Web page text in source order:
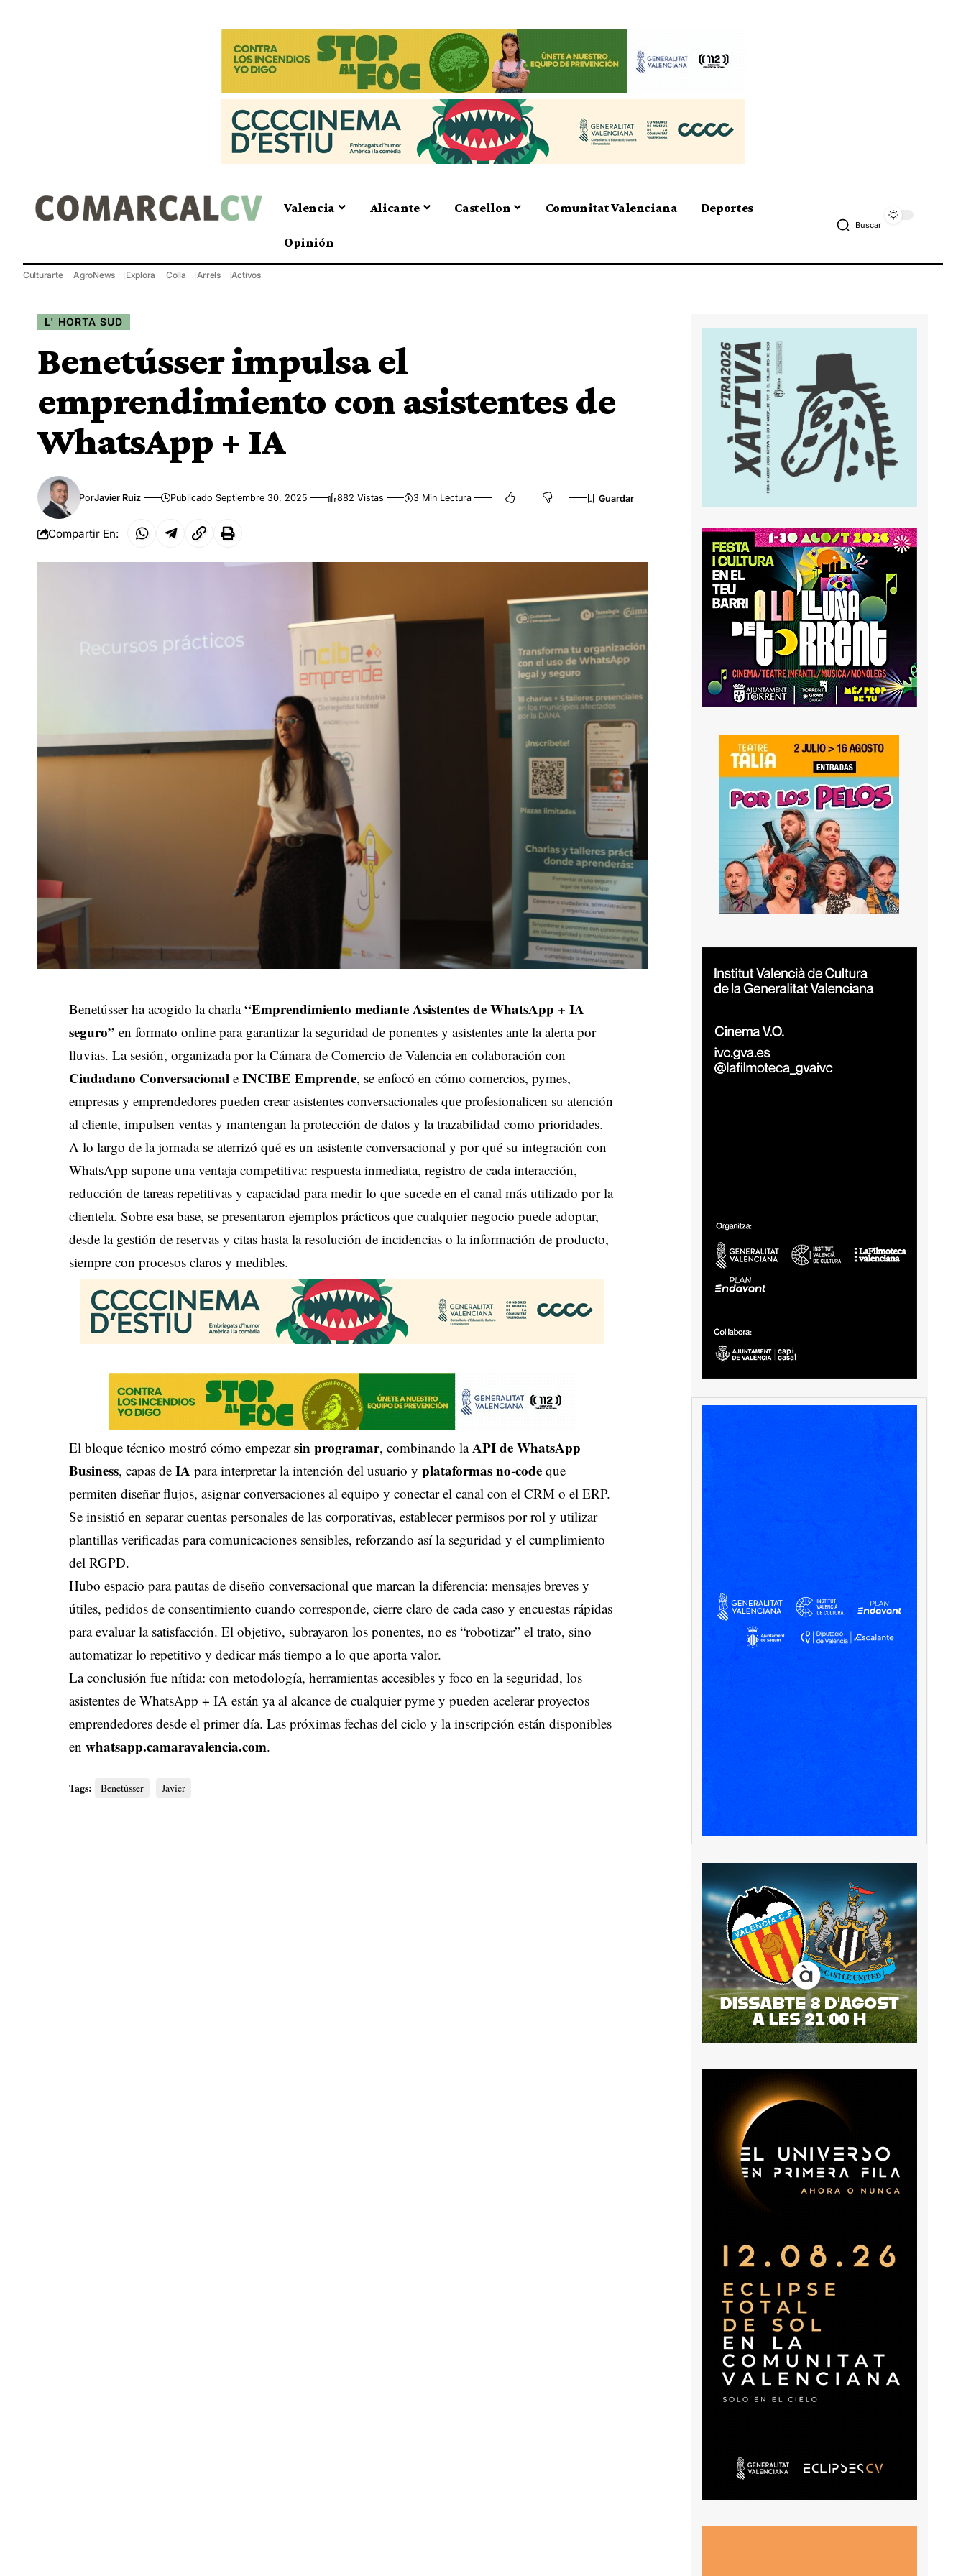
Valencia Alicante Castellon Comunitat Valenciana Deportes
Opinión
Buscar
Culturarte AgroNews Explora Colla Arrels Activos
L' HORTA SUD
Benetússer impulsa el
emprendimiento con asistentes de
WhatsApp + IA
PorJavier Ruiz Publicado Septiembre 30, 2025 882 Vistas 3 Min Lectura
Compartir En:
Benetússer ha acogido la charla“Emprendimiento mediante Asistentes de WhatsApp + IA
seguro” en formato online para garantizar la seguridad de ponentes y asistentes ante la alerta por
lluvias. La sesión, organizada por la Cámara de Comercio de Valencia en colaboración con
Ciudadano Conversacional eINCIBE Emprende, se enfocó en cómo comercios, pymes,
empresas y emprendedores pueden crear asistentes conversacionales que profesionalicen su atención
al cliente, impulsen ventas y mantengan la protección de datos y la trazabilidad como prioridades.
A lo largo de la jornada se aterrizó qué es un asistente conversacional y por qué su integración con
WhatsApp supone una ventaja competitiva: respuesta inmediata, registro de cada interacción,
reducción de tareas repetitivas y capacidad para medir lo que sucede en el canal más utilizado por la
clientela. Sobre esa base, se presentaron ejemplos prácticos que cualquier negocio puede adoptar,
desde la gestión de reservas y citas hasta la resolución de incidencias o la información de producto,
siempre con procesos claros y medibles.
El bloque técnico mostró cómo empezarsin programar, combinando laAPI de WhatsApp
Business, capas deIA para interpretar la intención del usuario yplataformas no-code que
permiten diseñar flujos, asignar conversaciones al equipo y conectar el canal con el CRM o el ERP.
Se insistió en separar cuentas personales de las corporativas, establecer permisos por rol y utilizar
plantillas verificadas para comunicaciones sensibles, reforzando así la seguridad y el cumplimiento
del RGPD.
Hubo espacio para pautas de diseño conversacional que marcan la diferencia: mensajes breves y
útiles, pedidos de consentimiento cuando corresponde, cierre claro de cada caso y encuestas rápidas
para evaluar la satisfacción. El objetivo, subrayaron los ponentes, no es “robotizar” el trato, sino
automatizar lo repetitivo y dedicar más tiempo a lo que aporta valor.
La conclusión fue nítida: con metodología, herramientas accesibles y foco en la seguridad, los
asistentes de WhatsApp + IA están ya al alcance de cualquier pyme y pueden acelerar proyectos
emprendedores desde el primer día. Las próximas fechas del ciclo y la inscripción están disponibles
enwhatsapp.camaravalencia.com.
Tags: Benetússer Javier